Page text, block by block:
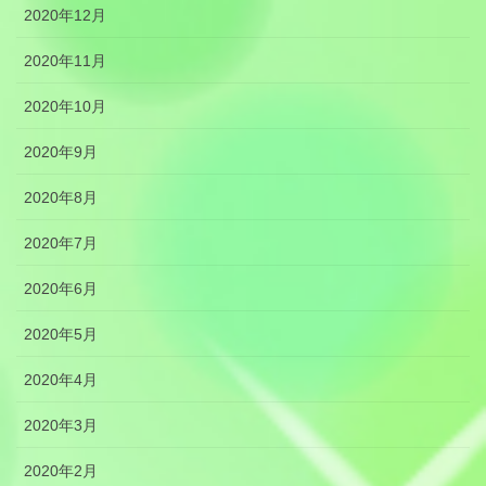
2020年12月
2020年11月
2020年10月
2020年9月
2020年8月
2020年7月
2020年6月
2020年5月
2020年4月
2020年3月
2020年2月